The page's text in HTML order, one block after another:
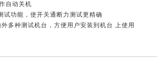
自动关机
试功能，使开关通断力测试更精确
多种测试机台，方便用户安装到机台 上使用